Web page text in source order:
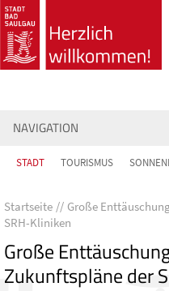
NAVIGATION
STADT TOURISMUS
Startseite
Große
SRH-Kliniken
Große
Zukunftspläne der